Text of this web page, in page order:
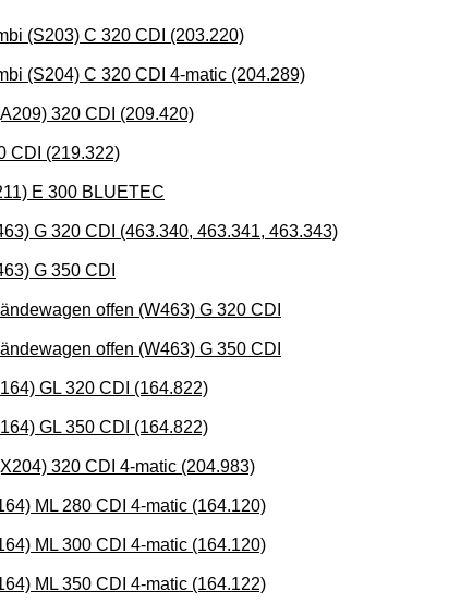
(S203) C 320 CDI (203.220)
(S204) C 320 CDI 4-matic (204.289)
320 CDI (209.420)
CDI (219.322)
E 300 BLUETEC
G 320 CDI (463.340, 463.341, 463.343)
G 350 CDI
offen (W463) G 320 CDI
offen (W463) G 350 CDI
GL 320 CDI (164.822)
GL 350 CDI (164.822)
320 CDI 4-matic (204.983)
ML 280 CDI 4-matic (164.120)
ML 300 CDI 4-matic (164.120)
ML 350 CDI 4-matic (164.122)